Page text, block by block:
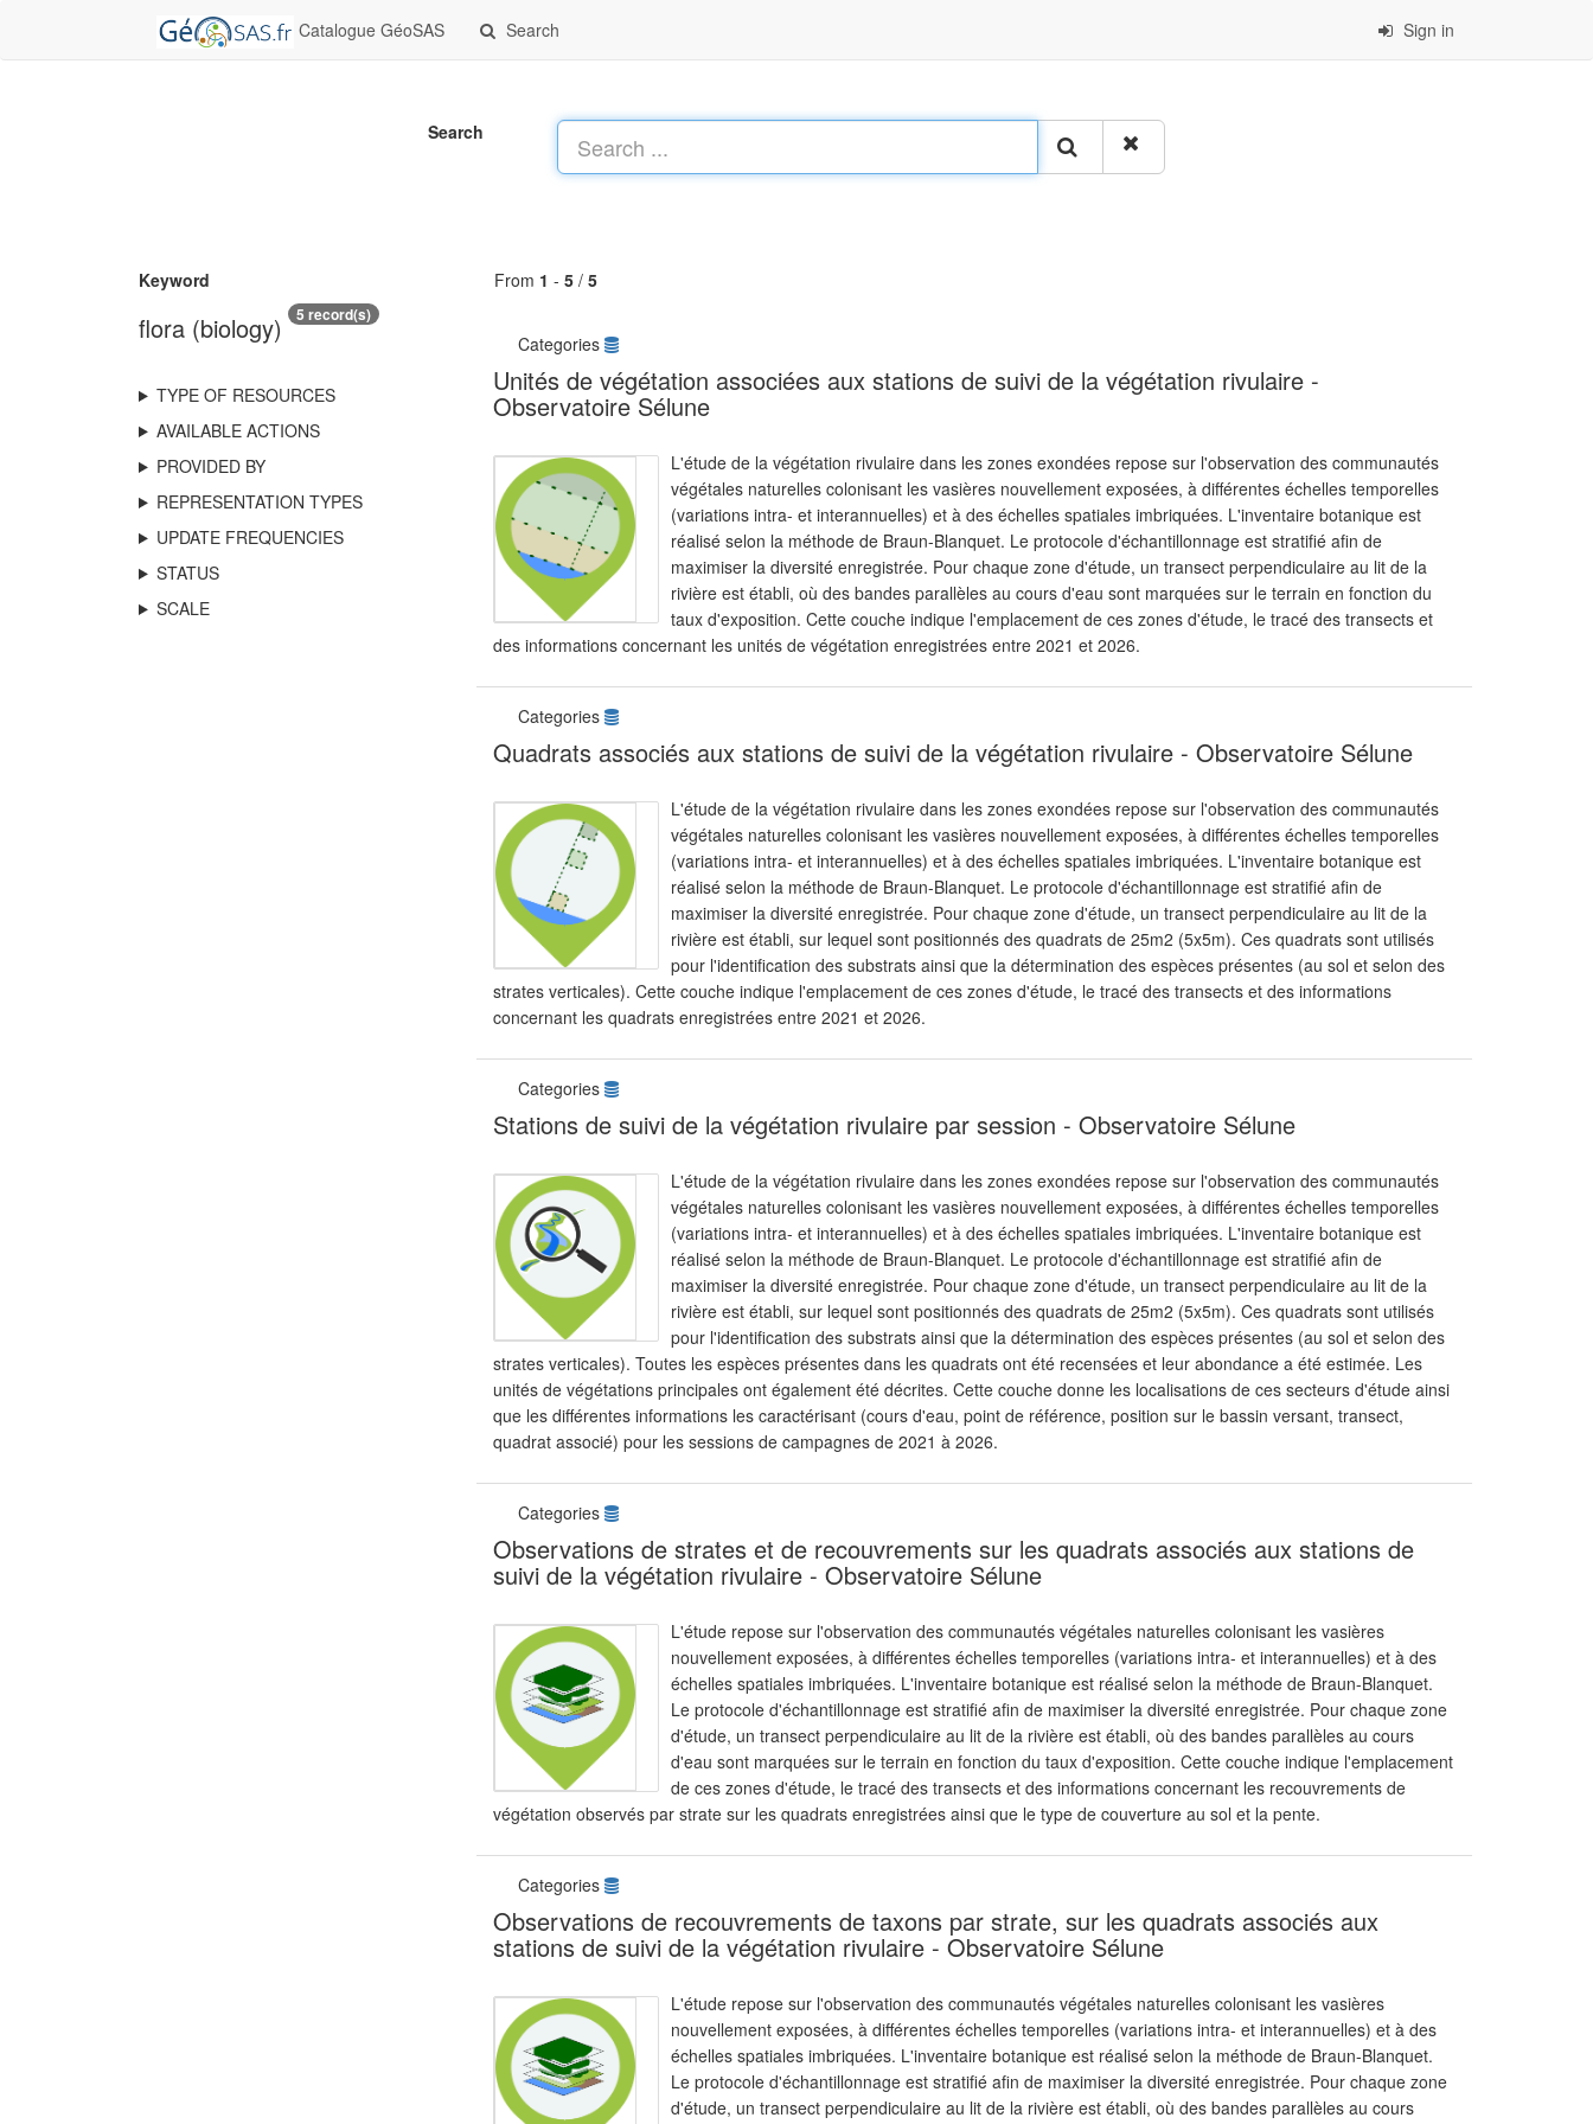
Catalogue GéoSAS Search Sign in
Search
Keyword
flora (biology) 5 record(s)
TYPE OF RESOURCES
AVAILABLE ACTIONS
PROVIDED BY
REPRESENTATION TYPES
UPDATE FREQUENCIES
STATUS
SCALE
From 1 - 5 / 5
Categories
Unités de végétation associées aux stations de suivi de la végétation rivulaire -
Observatoire Sélune
L'étude de la végétation rivulaire dans les zones exondées repose sur l'observation des communautés
végétales naturelles colonisant les vasières nouvellement exposées, à différentes échelles temporelles
(variations intra- et interannuelles) et à des échelles spatiales imbriquées. L'inventaire botanique est
réalisé selon la méthode de Braun-Blanquet. Le protocole d'échantillonnage est stratifié afin de
maximiser la diversité enregistrée. Pour chaque zone d'étude, un transect perpendiculaire au lit de la
rivière est établi, où des bandes parallèles au cours d'eau sont marquées sur le terrain en fonction du
taux d'exposition. Cette couche indique l'emplacement de ces zones d'étude, le tracé des transects et
des informations concernant les unités de végétation enregistrées entre 2021 et 2026.
Categories
Quadrats associés aux stations de suivi de la végétation rivulaire - Observatoire Sélune
L'étude de la végétation rivulaire dans les zones exondées repose sur l'observation des communautés
végétales naturelles colonisant les vasières nouvellement exposées, à différentes échelles temporelles
(variations intra- et interannuelles) et à des échelles spatiales imbriquées. L'inventaire botanique est
réalisé selon la méthode de Braun-Blanquet. Le protocole d'échantillonnage est stratifié afin de
maximiser la diversité enregistrée. Pour chaque zone d'étude, un transect perpendiculaire au lit de la
rivière est établi, sur lequel sont positionnés des quadrats de 25m2 (5x5m). Ces quadrats sont utilisés
pour l'identification des substrats ainsi que la détermination des espèces présentes (au sol et selon des
strates verticales). Cette couche indique l'emplacement de ces zones d'étude, le tracé des transects et des informations
concernant les quadrats enregistrées entre 2021 et 2026.
Categories
Stations de suivi de la végétation rivulaire par session - Observatoire Sélune
L'étude de la végétation rivulaire dans les zones exondées repose sur l'observation des communautés
végétales naturelles colonisant les vasières nouvellement exposées, à différentes échelles temporelles
(variations intra- et interannuelles) et à des échelles spatiales imbriquées. L'inventaire botanique est
réalisé selon la méthode de Braun-Blanquet. Le protocole d'échantillonnage est stratifié afin de
maximiser la diversité enregistrée. Pour chaque zone d'étude, un transect perpendiculaire au lit de la
rivière est établi, sur lequel sont positionnés des quadrats de 25m2 (5x5m). Ces quadrats sont utilisés
pour l'identification des substrats ainsi que la détermination des espèces présentes (au sol et selon des
strates verticales). Toutes les espèces présentes dans les quadrats ont été recensées et leur abondance a été estimée. Les
unités de végétations principales ont également été décrites. Cette couche donne les localisations de ces secteurs d'étude ainsi
que les différentes informations les caractérisant (cours d'eau, point de référence, position sur le bassin versant, transect,
quadrat associé) pour les sessions de campagnes de 2021 à 2026.
Categories
Observations de strates et de recouvrements sur les quadrats associés aux stations de
suivi de la végétation rivulaire - Observatoire Sélune
L'étude repose sur l'observation des communautés végétales naturelles colonisant les vasières
nouvellement exposées, à différentes échelles temporelles (variations intra- et interannuelles) et à des
échelles spatiales imbriquées. L'inventaire botanique est réalisé selon la méthode de Braun-Blanquet.
Le protocole d'échantillonnage est stratifié afin de maximiser la diversité enregistrée. Pour chaque zone
d'étude, un transect perpendiculaire au lit de la rivière est établi, où des bandes parallèles au cours
d'eau sont marquées sur le terrain en fonction du taux d'exposition. Cette couche indique l'emplacement
de ces zones d'étude, le tracé des transects et des informations concernant les recouvrements de
végétation observés par strate sur les quadrats enregistrées ainsi que le type de couverture au sol et la pente.
Categories
Observations de recouvrements de taxons par strate, sur les quadrats associés aux
stations de suivi de la végétation rivulaire - Observatoire Sélune
L'étude repose sur l'observation des communautés végétales naturelles colonisant les vasières
nouvellement exposées, à différentes échelles temporelles (variations intra- et interannuelles) et à des
échelles spatiales imbriquées. L'inventaire botanique est réalisé selon la méthode de Braun-Blanquet.
Le protocole d'échantillonnage est stratifié afin de maximiser la diversité enregistrée. Pour chaque zone
d'étude, un transect perpendiculaire au lit de la rivière est établi, où des bandes parallèles au cours